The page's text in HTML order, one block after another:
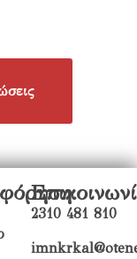
2310 481 810